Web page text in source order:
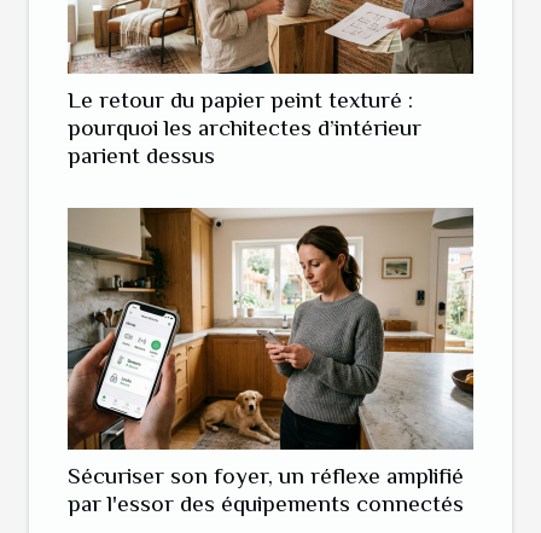
Le retour du papier peint texturé :
pourquoi les architectes d’intérieur
parient dessus
Sécuriser son foyer, un réflexe amplifié
par l'essor des équipements connectés